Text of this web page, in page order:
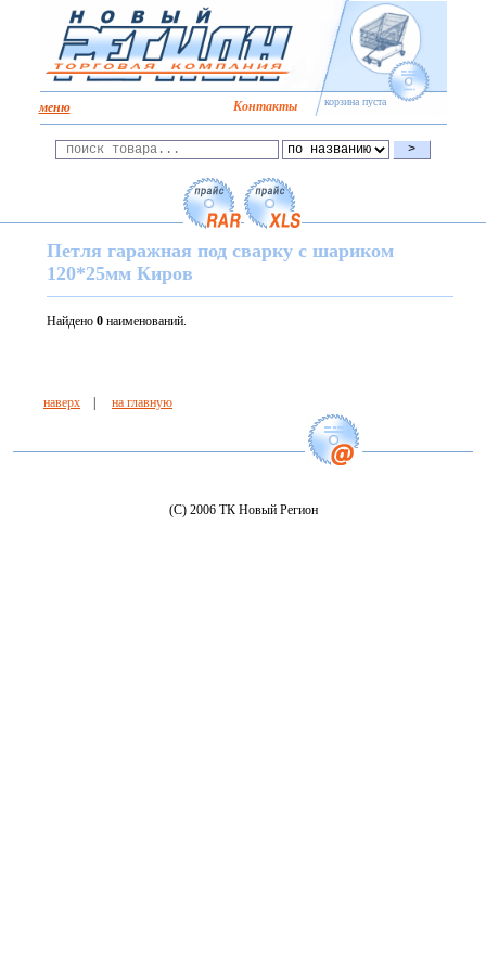
корзина пуста
Kонтакты
меню
Петля гаражная под сварку с шариком
120*25мм Киров
Найдено 0наименований.
наверх на главную
(C) 2006 ТК Новый Регион